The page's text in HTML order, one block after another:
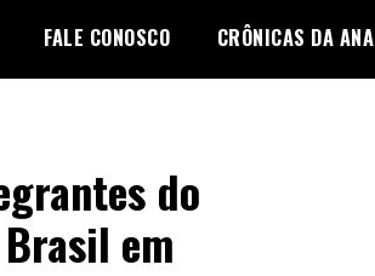
FALE CONOSCO CRÔNICAS DA ANA
do
em